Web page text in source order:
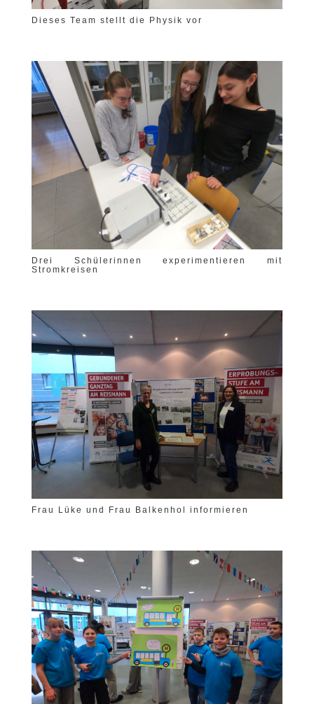
Dieses Team stellt die Physik vor
Drei Schülerinnen experimentieren mit
Stromkreisen
Frau Lüke und Frau Balkenhol informieren